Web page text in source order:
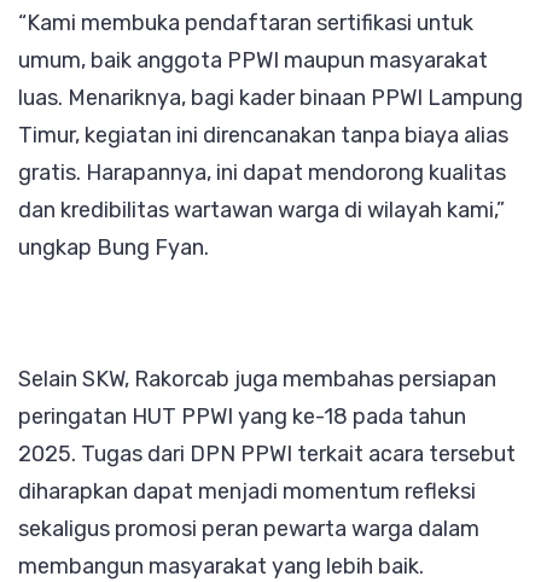
“Kami membuka pendaftaran sertifikasi untuk
umum, baik anggota PPWI maupun masyarakat
luas. Menariknya, bagi kader binaan PPWI Lampung
Timur, kegiatan ini direncanakan tanpa biaya alias
gratis. Harapannya, ini dapat mendorong kualitas
dan kredibilitas wartawan warga di wilayah kami,”
ungkap Bung Fyan.
Selain SKW, Rakorcab juga membahas persiapan
peringatan HUT PPWI yang ke-18 pada tahun
2025. Tugas dari DPN PPWI terkait acara tersebut
diharapkan dapat menjadi momentum refleksi
sekaligus promosi peran pewarta warga dalam
membangun masyarakat yang lebih baik.